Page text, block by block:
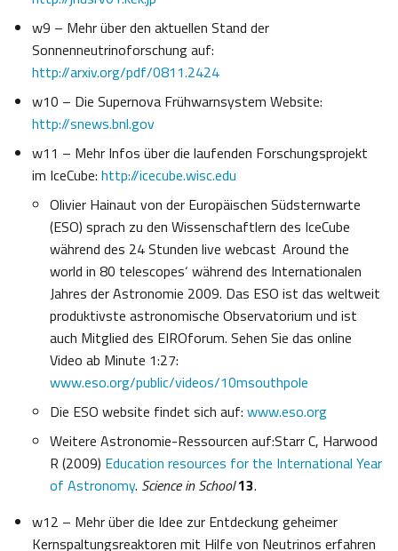
w9 – Mehr über den aktuellen Stand der
Sonnenneutrinoforschung auf:
http://arxiv.org/pdf/0811.2424
w10 – Die Supernova Frühwarnsystem Website:
http://snews.bnl.gov
w11 – Mehr Infos über die laufenden Forschungsprojekt
im IceCube: http://icecube.wisc.edu
Olivier Hainaut von der Europäischen Südsternwarte
(ESO) sprach zu den Wissenschaftlern des IceCube
während des 24 Stunden live webcast ‚Around the
world in 80 telescopes‘ während des Internationalen
Jahres der Astronomie 2009. Das ESO ist das weltweit
produktivste astronomische Observatorium und ist
auch Mitglied des EIROforum. Sehen Sie das online
Video ab Minute 1:27:
www.eso.org/public/videos/10msouthpole
Die ESO website findet sich auf: www.eso.org
Weitere Astronomie-Ressourcen auf:Starr C, Harwood
R (2009) Education resources for the International Year
of Astronomy. Science in School13.
w12 – Mehr über die Idee zur Entdeckung geheimer
Kernspaltungsreaktoren mit Hilfe von Neutrinos erfahren